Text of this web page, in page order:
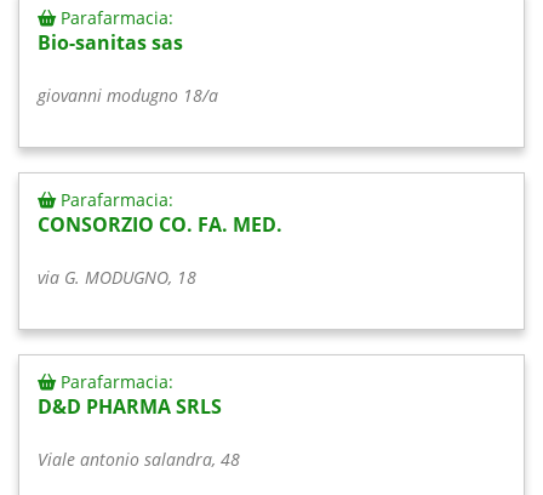
Parafarmacia:
Bio-sanitas sas
giovanni modugno 18/a
Parafarmacia:
CONSORZIO CO. FA. MED.
via G. MODUGNO, 18
Parafarmacia:
D&D PHARMA SRLS
Viale antonio salandra, 48